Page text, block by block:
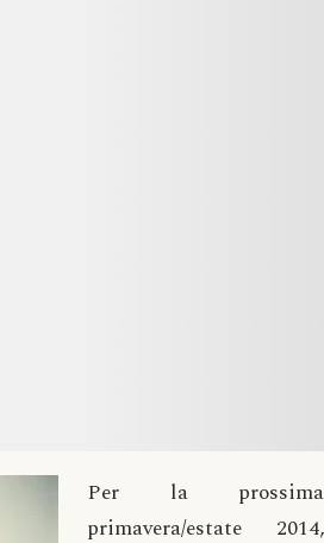
Per la prossima
primavera/estate 2014,